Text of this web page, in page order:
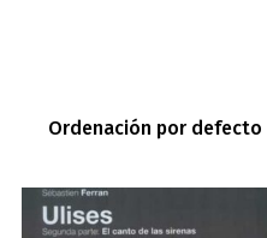
Ordenación por defecto